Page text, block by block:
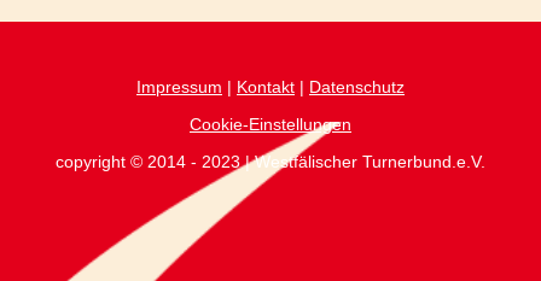
Impressum | Kontakt | Datenschutz
Cookie-Einstellungen
copyright © 2014 - 2023 | Westfälischer Turnerbund.e.V.